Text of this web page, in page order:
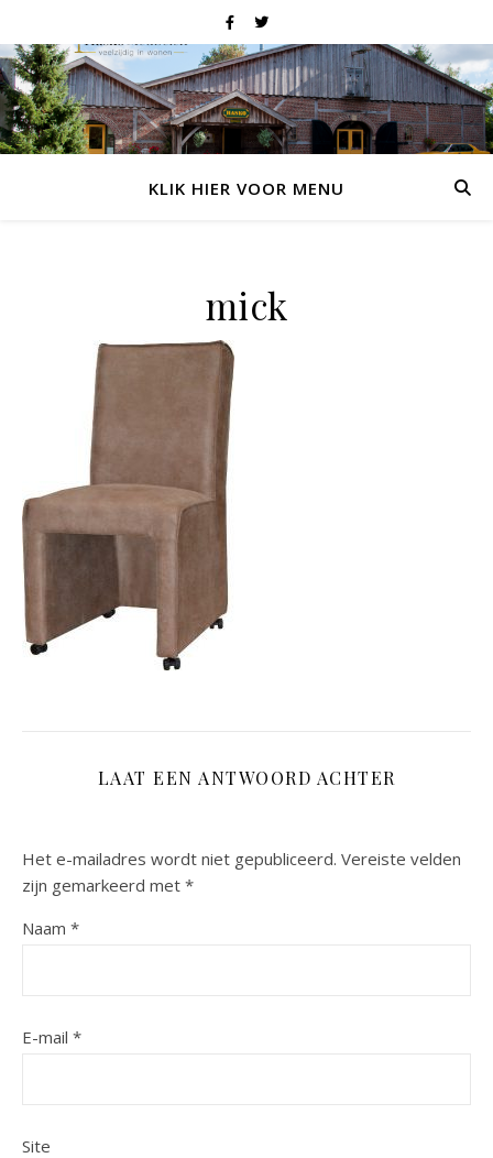
KLIK HIER VOOR MENU
mick
LAAT EEN ANTWOORD ACHTER
Het e-mailadres wordt niet gepubliceerd. Vereiste velden
zijn gemarkeerd met *
Naam *
E-mail *
Site